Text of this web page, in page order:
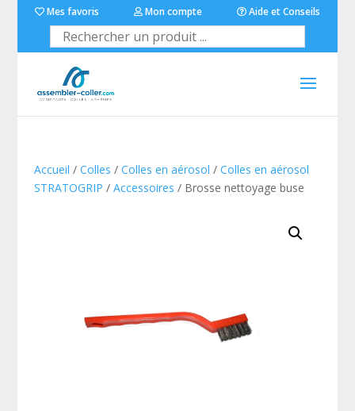
Mes favoris Mon compte Aide et Conseils
Accueil / Colles / Colles en aérosol / Colles en aérosol
STRATOGRIP / Accessoires / Brosse nettoyage buse